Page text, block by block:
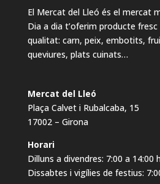
El Mercat del Lleó és el mercat
Dia a dia t’oferim producte
qualitat: carn, peix, embotits,
queviures, plats cuinats…
Mercat del Lleó
Plaça Calvet i Rubalcaba, 15
17002 – Girona
Horari
Dilluns a divendres: 7:00 a 14:00
Dissabtes i vigílies de festius: